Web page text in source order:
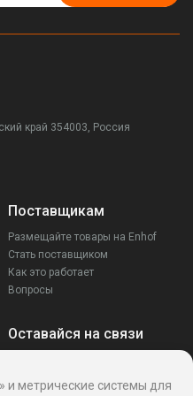
край 354003, Россия
Поставщикам
Размещайте товары на Enhof
Стать поставщиком
Как это работает
Вопросы
Оставайся на связи
метрические системы для